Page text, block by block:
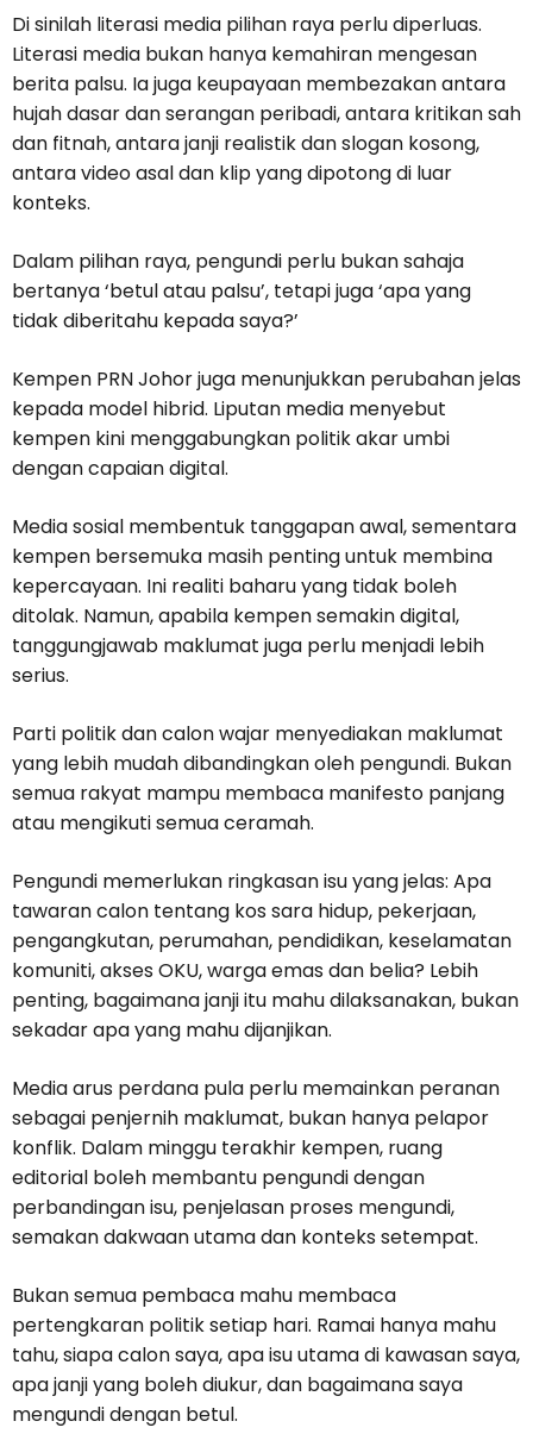
Di sinilah literasi media pilihan raya perlu diperluas.
Literasi media bukan hanya kemahiran mengesan
berita palsu. Ia juga keupayaan membezakan antara
hujah dasar dan serangan peribadi, antara kritikan sah
dan fitnah, antara janji realistik dan slogan kosong,
antara video asal dan klip yang dipotong di luar
konteks.
Dalam pilihan raya, pengundi perlu bukan sahaja
bertanya ‘betul atau palsu’, tetapi juga ‘apa yang
tidak diberitahu kepada saya?’
Kempen PRN Johor juga menunjukkan perubahan jelas
kepada model hibrid. Liputan media menyebut
kempen kini menggabungkan politik akar umbi
dengan capaian digital.
Media sosial membentuk tanggapan awal, sementara
kempen bersemuka masih penting untuk membina
kepercayaan. Ini realiti baharu yang tidak boleh
ditolak. Namun, apabila kempen semakin digital,
tanggungjawab maklumat juga perlu menjadi lebih
serius.
Parti politik dan calon wajar menyediakan maklumat
yang lebih mudah dibandingkan oleh pengundi. Bukan
semua rakyat mampu membaca manifesto panjang
atau mengikuti semua ceramah.
Pengundi memerlukan ringkasan isu yang jelas: Apa
tawaran calon tentang kos sara hidup, pekerjaan,
pengangkutan, perumahan, pendidikan, keselamatan
komuniti, akses OKU, warga emas dan belia? Lebih
penting, bagaimana janji itu mahu dilaksanakan, bukan
sekadar apa yang mahu dijanjikan.
Media arus perdana pula perlu memainkan peranan
sebagai penjernih maklumat, bukan hanya pelapor
konflik. Dalam minggu terakhir kempen, ruang
editorial boleh membantu pengundi dengan
perbandingan isu, penjelasan proses mengundi,
semakan dakwaan utama dan konteks setempat.
Bukan semua pembaca mahu membaca
pertengkaran politik setiap hari. Ramai hanya mahu
tahu, siapa calon saya, apa isu utama di kawasan saya,
apa janji yang boleh diukur, dan bagaimana saya
mengundi dengan betul.